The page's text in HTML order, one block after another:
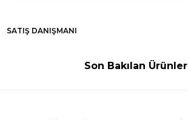
SATIŞ DANIŞMANI
Son Bakılan Ürünler